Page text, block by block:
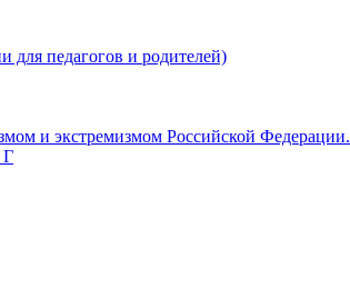
для педагогов и родителей)
и экстремизмом Российской Федерации.